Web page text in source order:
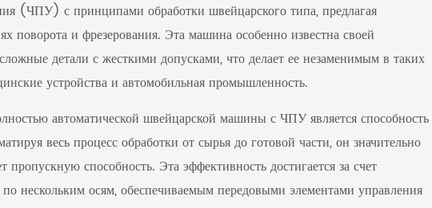
(ЧПУ) с принципами обработки швейцарского типа, предлагая
поворота и фрезерования. Эта машина особенно известна своей
детали с жесткими допусками, что делает ее незаменимым в таких
устройства и автомобильная промышленность.
автоматической швейцарской машины с ЧПУ является способность
весь процесс обработки от сырья до готовой части, он значительно
способность. Эта эффективность достигается за счет
нескольким осям, обеспечиваемым передовыми элементами управления